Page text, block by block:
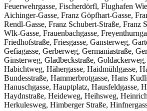
Feuerwehrgasse, Fischerdörfl, Flughafen
Aichinger-Gasse, Franz Göpfhart-Gasse,
Rendl-Gasse, Franz Schubert-Straße, Franz
Wlk-Gasse, Frauenbachgasse,
Friedhofstraße, Friesgasse, Gansterweg,
Gefiagasse, Gerberweg, Germaniastraße,
Ginsterweg, Gladbeckstraße, Goldackerweg,
Habichtweg, Hähergasse, Haidmühlgasse,
Bundesstraße, Hammerbrotgasse, Hans
Hanuschgasse, Hauptplatz, Hausfeldgasse,
Haydnstraße, Heideweg, Heihsweg,
Herkulesweg, Himberger Straße,